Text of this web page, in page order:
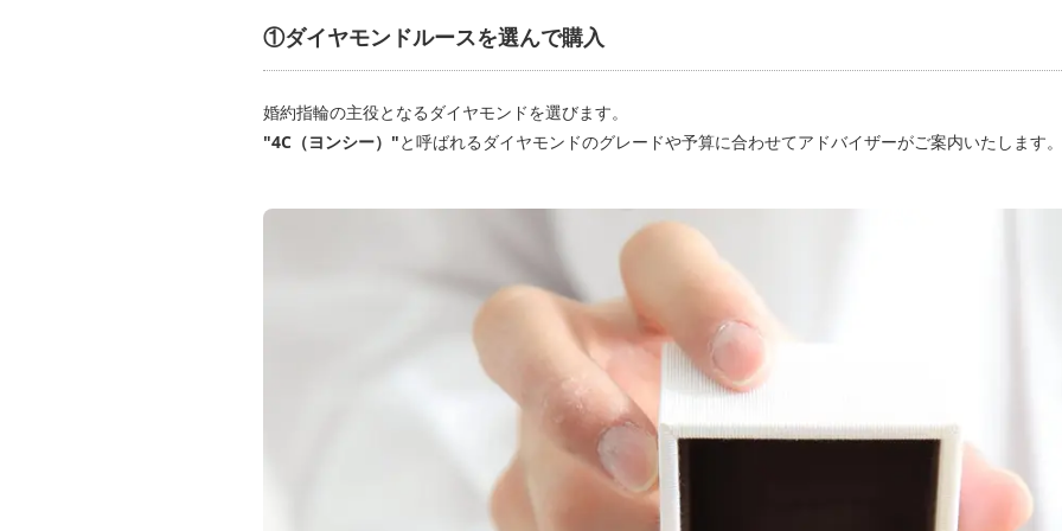
①ダイヤモンドルースを選んで購入
婚約指輪の主役となるダイヤモンドを選びます。
"4C（ヨンシー）"と呼ばれるダイヤモンドのグレードや予算に合わせてアドバイザーがご案内いたします。